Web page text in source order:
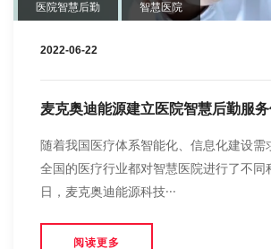
医院智慧后勤 智慧医院
2022-06-22
麦克奥迪能源建立医院智慧后勤服
随着我国医疗体系智能化、信息化建设需
全国的医疗行业都对智慧医院进行了不同
日，麦克奥迪能源科技···
阅读更多